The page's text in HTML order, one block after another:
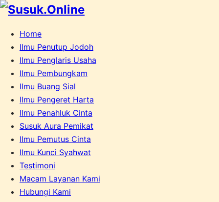
Home
Ilmu Penutup Jodoh
Ilmu Penglaris Usaha
Ilmu Pembungkam
Ilmu Buang Sial
Ilmu Pengeret Harta
Ilmu Penahluk Cinta
Susuk Aura Pemikat
Ilmu Pemutus Cinta
Ilmu Kunci Syahwat
Testimoni
Macam Layanan Kami
Hubungi Kami